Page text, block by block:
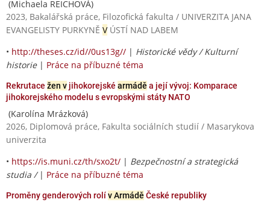
(Michaela REICHOVÁ)
2023, Bakalářská práce, Filozofická fakulta / UNIVERZITA JANA
EVANGELISTY PURKYNĚ VÚSTÍ NAD LABEM
• http://theses.cz/id//0us13g// | Historické vědy / Kulturní
historie| Práce na příbuzné téma
Rekrutace žen v jihokorejské armádě a její vývoj: Komparace
jihokorejského modelu s evropskými státy NATO
(Karolína Mrázková)
2026, Diplomová práce, Fakulta sociálních studií / Masarykova
univerzita
• https://is.muni.cz/th/sxo2t/ | Bezpečnostní a strategická
studia / | Práce na příbuzné téma
Proměny genderových rolív Armádě České republiky